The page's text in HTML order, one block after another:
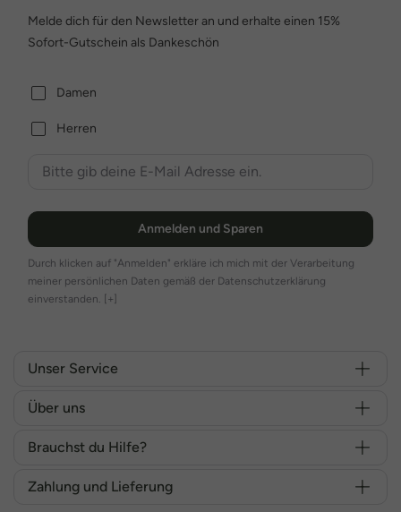
Melde dich für den Newsletter an und erhalte einen 15%
Sofort-Gutschein als Dankeschön
Damen
Herren
Anmelden und Sparen
Durch klicken auf "Anmelden" erkläre ich mich mit der Verarbeitung
meiner persönlichen Daten gemäß der Datenschutzerklärung
einverstanden. [+]
Unser Service
Über uns
Brauchst du Hilfe?
Zahlung und Lieferung